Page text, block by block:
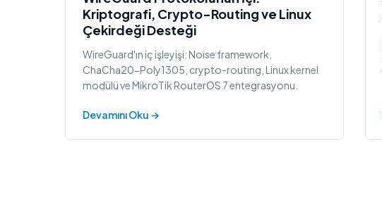
Kriptografi, Crypto-Routing ve Linux
Çekirdeği Desteği
WireGuard'ın iç işleyişi: Noise framework,
ChaCha20-Poly1305, crypto-routing, Linux kernel
modülü ve MikroTik RouterOS 7 entegrasyonu.
Devamını Oku →